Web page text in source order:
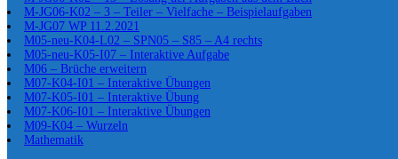
M-JG06-K02 – 3 – Teiler – Vielfache – Beispielaufgaben
M-JG07 WP 11.2.2021
M05-neu-K04-L02 – SPN05 – S85 – A4 rechts
M05-neu-K05-I07 – Interaktive Aufgabe
M06 – Brüche erweitern
M07-K04-I01 – Interaktive Übungen
M07-K05-I01 – Interaktive Übung
M07-K06-I01 – Interaktive Übungen
M09-K04 – Wurzeln
Mathematik